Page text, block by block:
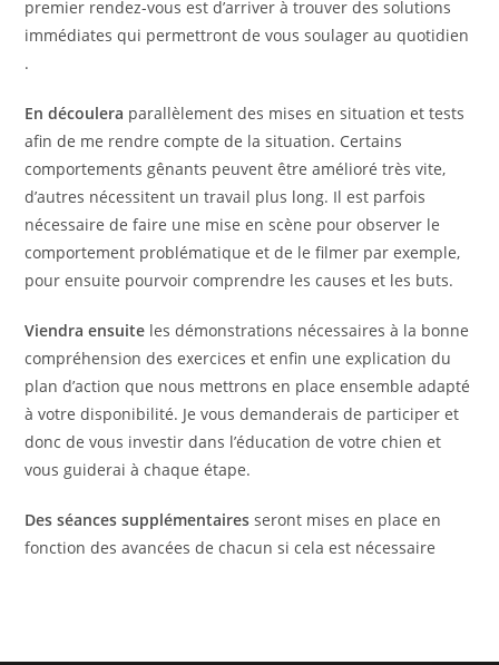
premier rendez-vous est d’arriver à trouver des solutions
immédiates qui permettront de vous soulager au quotidien
.
En découlera parallèlement des mises en situation et tests
afin de me rendre compte de la situation. Certains
comportements gênants peuvent être amélioré très vite,
d’autres nécessitent un travail plus long. Il est parfois
nécessaire de faire une mise en scène pour observer le
comportement problématique et de le filmer par exemple,
pour ensuite pourvoir comprendre les causes et les buts.
Viendra ensuite les démonstrations nécessaires à la bonne
compréhension des exercices et enfin une explication du
plan d’action que nous mettrons en place ensemble adapté
à votre disponibilité. Je vous demanderais de participer et
donc de vous investir dans l’éducation de votre chien et
vous guiderai à chaque étape.
Des séances supplémentaires seront mises en place en
fonction des avancées de chacun si cela est nécessaire